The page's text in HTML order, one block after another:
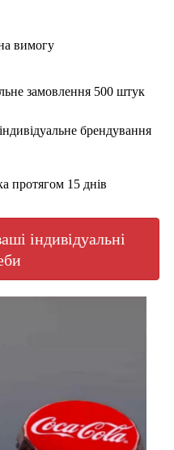
вимогу
замовлення 500 штук
брендування
протягом 15 днів
індивідуальні